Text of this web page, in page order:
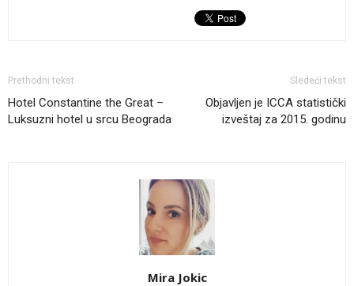
Prethodni tekst
Hotel Constantine the Great –
Luksuzni hotel u srcu Beograda
Sledeći tekst
Objavljen je ICCA statistički
izveštaj za 2015. godinu
Mira Jokic